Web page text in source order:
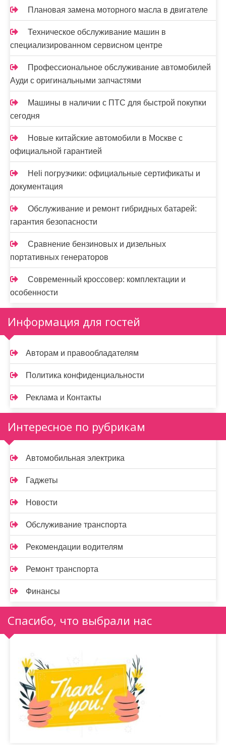
Плановая замена моторного масла в двигателе
Техническое обслуживание машин в
специализированном сервисном центре
Профессиональное обслуживание автомобилей
Ауди с оригинальными запчастями
Машины в наличии с ПТС для быстрой покупки
сегодня
Новые китайские автомобили в Москве с
официальной гарантией
Heli погрузчики: официальные сертификаты и
документация
Обслуживание и ремонт гибридных батарей:
гарантия безопасности
Сравнение бензиновых и дизельных
портативных генераторов
Современный кроссовер: комплектации и
особенности
Информация для гостей
Авторам и правообладателям
Политика конфиденциальности
Реклама и Контакты
Интересное по рубрикам
Автомобильная электрика
Гаджеты
Новости
Обслуживание транспорта
Рекомендации водителям
Ремонт транспорта
Финансы
Спасибо, что выбрали нас